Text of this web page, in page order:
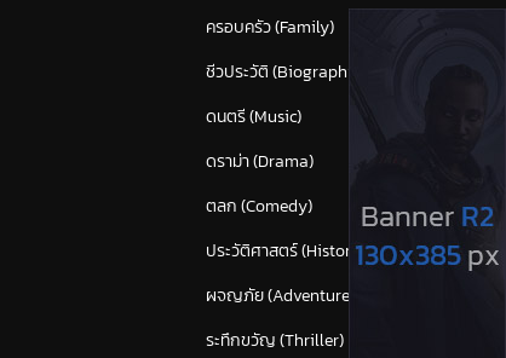
ครอบครัว (Family)
ชีวประวัติ (Biography)
ดนตรี (Music)
ดราม่า (Drama)
ตลก (Comedy)
628
ประวัติศาสตร์ (History)
43
ผจญภัย (Adventure)
ระทึกขวัญ (Thriller)